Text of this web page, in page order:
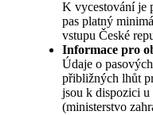
K vycestování je
pas platný
vstupu České
Informace pro
Údaje o
přibližných lhůt
jsou k dispozici u
(ministerstvo